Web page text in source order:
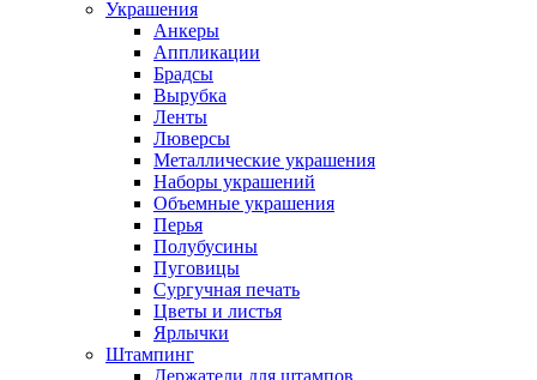
Украшения
Анкеры
Аппликации
Брадсы
Вырубка
Ленты
Люверсы
Металлические украшения
Наборы украшений
Объемные украшения
Перья
Полубусины
Пуговицы
Сургучная печать
Цветы и листья
Ярлычки
Штампинг
Держатели для штампов